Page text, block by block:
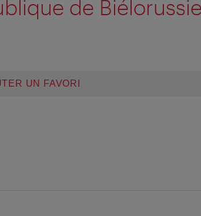
de Biélorussie
UN FAVORI